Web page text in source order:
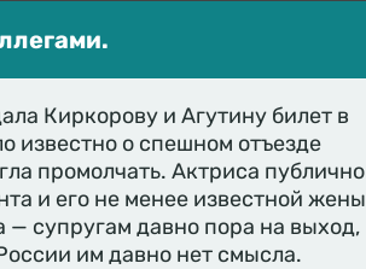
Киркорову и Агутину билет в
известно о спешном отъезде
промолчать. Актриса публично
и его не менее известной жены
супругам давно пора на выход,
им давно нет смысла.